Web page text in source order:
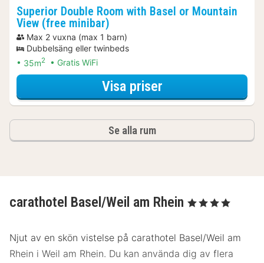
Superior Double Room with Basel or Mountain
View (free minibar)
Max 2 vuxna (max 1 barn)
Dubbelsäng eller twinbeds
35m2 Gratis WiFi
Visa priserför Basic Special
Se alla rum
carathotel Basel/Weil am Rhein , 4 Stjärnor
Njut av en skön vistelse på carathotel Basel/Weil am
Rhein i Weil am Rhein. Du kan använda dig av flera